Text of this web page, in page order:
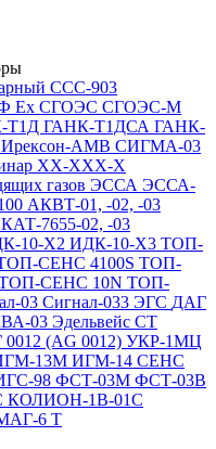
ССС-903
Ex СГОЭС СГОЭС-М
Т1Д ГАНК-Т1ДСА ГАНК-
Ирексон-АМВ СИГМА-03
ХХ-ХХХ-Х
газов ЭССА ЭССА-
АКВТ-01, -02, -03
7655-02, -03
10-Х2 ИДК-10-Х3 ТОП-
СЕНС 4100S ТОП-
СЕНС 10N ТОП-
03 Сигнал-033 ЭГС ДАГ
03 Эдельвейс СТ
0012 (AG 0012) УКР-1МЦ
13М ИГМ-14 СЕНС
98 ФСТ-03М ФСТ-03В
КОЛИОН-1В-01С
6 Т